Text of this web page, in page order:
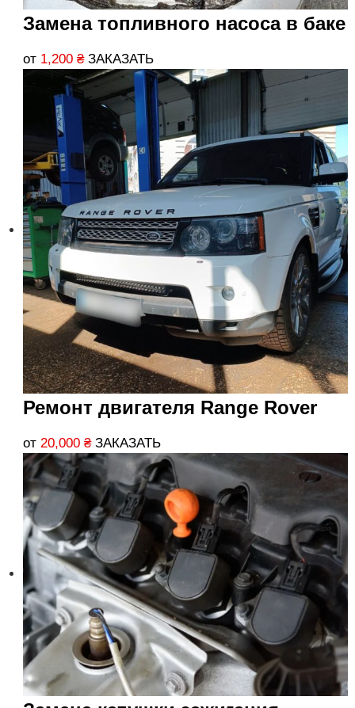
Замена топливного насоса в баке
от 1,200 ₴ ЗАКАЗАТЬ
Ремонт двигателя Range Rover
от 20,000 ₴ ЗАКАЗАТЬ